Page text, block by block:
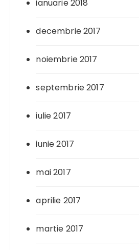
ianuarie 2018
decembrie 2017
noiembrie 2017
septembrie 2017
iulie 2017
iunie 2017
mai 2017
aprilie 2017
martie 2017